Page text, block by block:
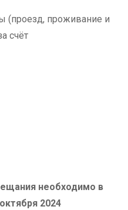
(проезд, проживание и
счёт
необходимо в
2024